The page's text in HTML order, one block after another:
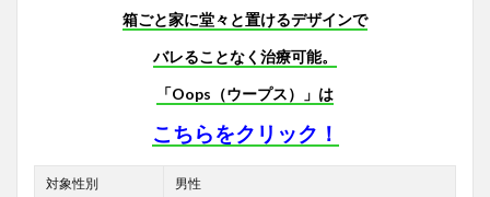
箱ごと家に堂々と置けるデザインで
バレることなく治療可能。
「Oops（ウープス）」は
こちらをクリック！
対象性別 男性